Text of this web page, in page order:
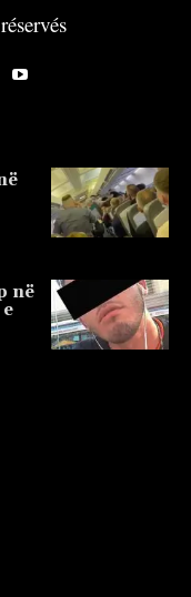
në